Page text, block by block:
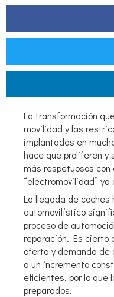
La transformación
movilidad y las
implantadas en
hace que proliferen y
más respetuosos
“electromovilidad”
La llegada de
automovilístico
proceso de
reparación. Es cierto
oferta y demanda de
a un incremento
eficientes, por lo que
preparados.